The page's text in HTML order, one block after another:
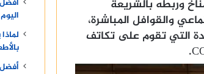
وربطه بالشريعة
والقوافل المباشرة،
التي تقوم على تكاتف